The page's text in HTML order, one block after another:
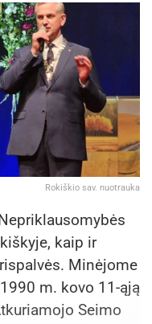
Rokiškio sav. nuotrauka
kaip ir
Minėjome
m. kovo 11-ąją
Seimo